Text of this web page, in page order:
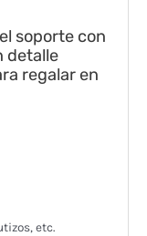
soporte con
detalle
regalar en
etc.